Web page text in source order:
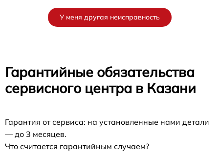
У меня другая неисправность
Гарантийные обязательства
сервисного центра в Казани
Гарантия от сервиса: на установленные нами детали
— до 3 месяцев.
Что считается гарантийным случаем?